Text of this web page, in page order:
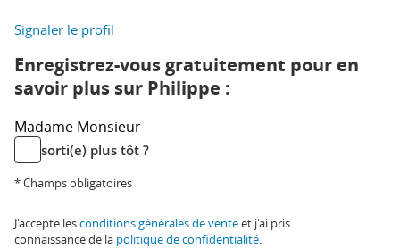
Signaler le profil
Enregistrez-vous gratuitement pour en
savoir plus sur Philippe :
Madame Monsieur
sorti(e) plus tôt ?
* Champs obligatoires
J'accepte lesconditions générales de venteet j'ai pris
connaissance de la politique de confidentialité.